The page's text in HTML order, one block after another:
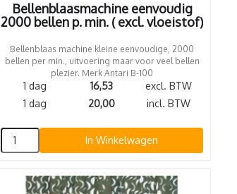
Bellenblaasmachine eenvoudig
2000 bellen p. min. ( excl. vloeistof)
Bellenblaas machine kleine eenvoudige, 2000
bellen per min., uitvoering maar voor veel bellen
plezier. Merk Antari B-100
1 dag 16,53
excl. BTW
1 dag
20,00 incl. BTW
In Winkelwagen